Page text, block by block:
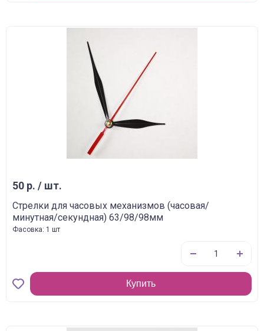
50 р. / шт.
Стрелки для часовых механизмов (часовая/
минутная/секундная) 63/98/98мм
Фасовка: 1 шт
Купить